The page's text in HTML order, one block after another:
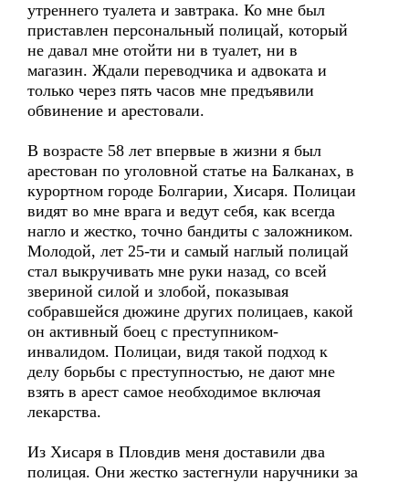
утреннего туалета и завтрака. Ко мне был
приставлен персональный полицай, который
не давал мне отойти ни в туалет, ни в
магазин. Ждали переводчика и адвоката и
только через пять часов мне предъявили
обвинение и арестовали.
В возрасте 58 лет впервые в жизни я был
арестован по уголовной статье на Балканах, в
курортном городе Болгарии, Хисаря. Полицаи
видят во мне врага и ведут себя, как всегда
нагло и жестко, точно бандиты с заложником.
Молодой, лет 25-ти и самый наглый полицай
стал выкручивать мне руки назад, со всей
звериной силой и злобой, показывая
собравшейся дюжине других полицаев, какой
он активный боец с преступником-
инвалидом. Полицаи, видя такой подход к
делу борьбы с преступностью, не дают мне
взять в арест самое необходимое включая
лекарства.
Из Хисаря в Пловдив меня доставили два
полицая. Они жестко застегнули наручники за